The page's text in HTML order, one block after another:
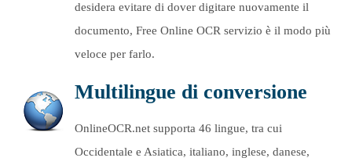
desidera evitare di dover digitare nuovamente il
documento, Free Online OCR servizio è il modo più
veloce per farlo.
Multilingue di conversione
OnlineOCR.net supporta 46 lingue, tra cui
Occidentale e Asiatica, italiano, inglese, danese,